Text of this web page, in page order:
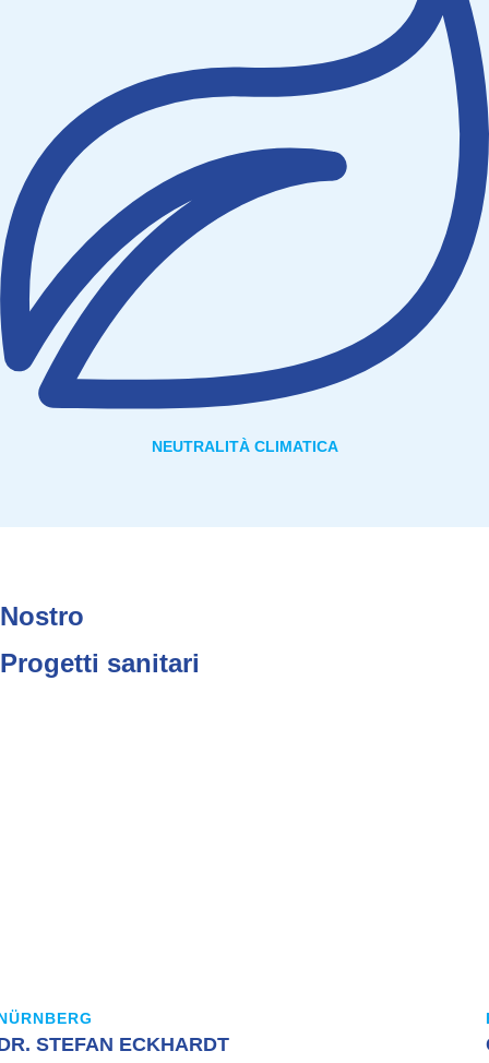
NEUTRALITÀ CLIMATICA
Nostro
Progetti sanitari
STEFAN ECKHARDT